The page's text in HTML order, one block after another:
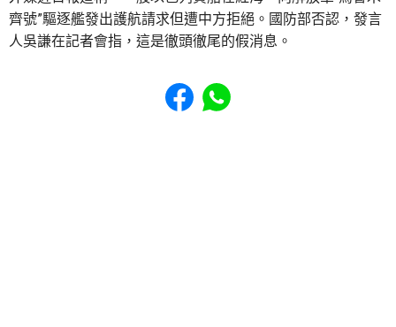
齊號”驅逐艦發出護航請求但遭中方拒絕。國防部否認，發言
人吳謙在記者會指，這是徹頭徹尾的假消息。
Share to Facebook
Share to WhatsApp